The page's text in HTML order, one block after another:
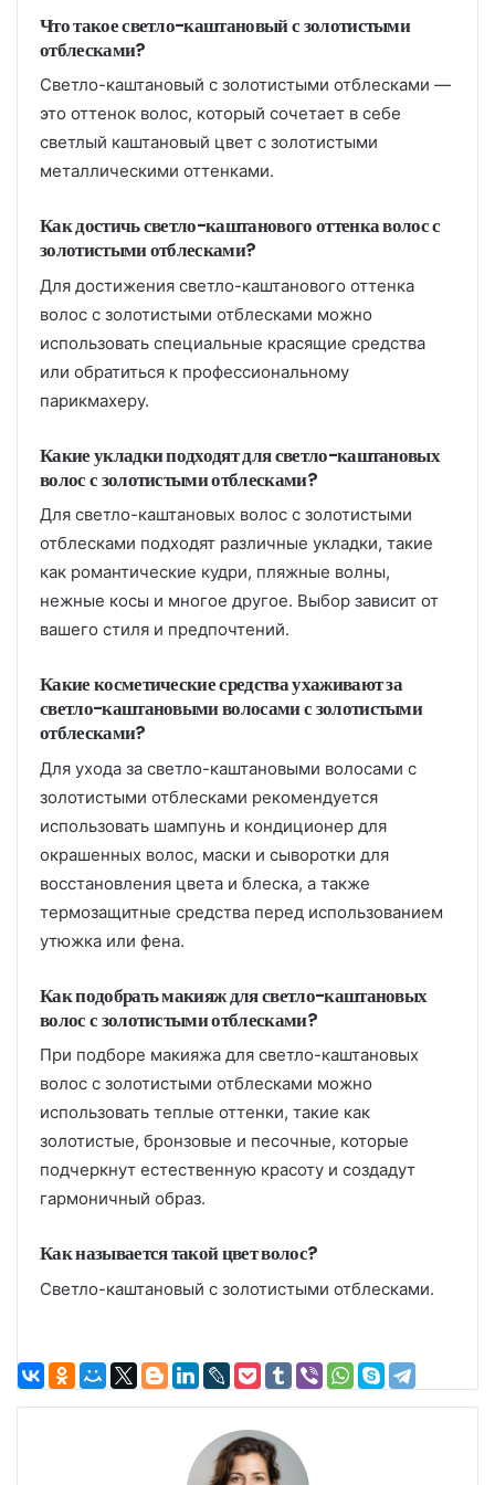
Что такое светло-каштановый с золотистыми
отблесками?
Светло-каштановый с золотистыми отблесками —
это оттенок волос, который сочетает в себе
светлый каштановый цвет с золотистыми
металлическими оттенками.
Как достичь светло-каштанового оттенка волос с
золотистыми отблесками?
Для достижения светло-каштанового оттенка
волос с золотистыми отблесками можно
использовать специальные красящие средства
или обратиться к профессиональному
парикмахеру.
Какие укладки подходят для светло-каштановых
волос с золотистыми отблесками?
Для светло-каштановых волос с золотистыми
отблесками подходят различные укладки, такие
как романтические кудри, пляжные волны,
нежные косы и многое другое. Выбор зависит от
вашего стиля и предпочтений.
Какие косметические средства ухаживают за
светло-каштановыми волосами с золотистыми
отблесками?
Для ухода за светло-каштановыми волосами с
золотистыми отблесками рекомендуется
использовать шампунь и кондиционер для
окрашенных волос, маски и сыворотки для
восстановления цвета и блеска, а также
термозащитные средства перед использованием
утюжка или фена.
Как подобрать макияж для светло-каштановых
волос с золотистыми отблесками?
При подборе макияжа для светло-каштановых
волос с золотистыми отблесками можно
использовать теплые оттенки, такие как
золотистые, бронзовые и песочные, которые
подчеркнут естественную красоту и создадут
гармоничный образ.
Как называется такой цвет волос?
Светло-каштановый с золотистыми отблесками.